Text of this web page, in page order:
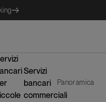
Servizi
bancari
commerciali
Panoramica